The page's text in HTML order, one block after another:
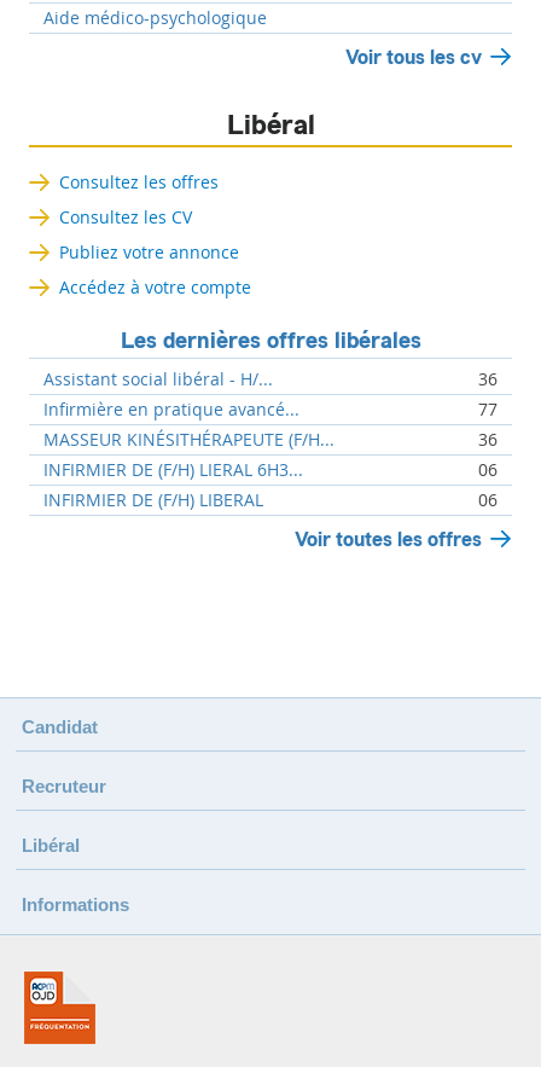
Aide médico-psychologique
Voir tous les cv
Libéral
Consultez les offres
Consultez les CV
Publiez votre annonce
Accédez à votre compte
Les dernières offres libérales
Assistant social libéral - H/...
36
Infirmière en pratique avancé...
77
MASSEUR KINÉSITHÉRAPEUTE (F/H...
36
INFIRMIER DE (F/H) LIERAL 6H3...
06
INFIRMIER DE (F/H) LIBERAL
06
Voir toutes les offres
Candidat
Recruteur
Libéral
Informations